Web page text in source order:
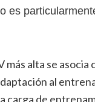
es
más alta se asocia
al
carga de